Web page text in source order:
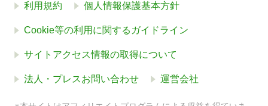
利用規約 個人情報保護基本方針
Cookie等の利用に関するガイドライン
サイトアクセス情報の取得について
法人・プレスお問い合わせ 運営会社